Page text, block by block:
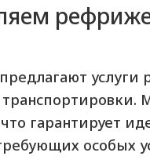
гарантирует
особых